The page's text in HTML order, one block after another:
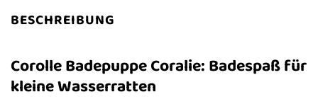
BESCHREIBUNG
Corolle Badepuppe Coralie: Badespaß für
kleine Wasserratten